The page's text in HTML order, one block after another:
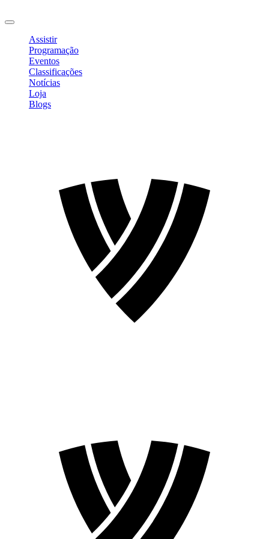
Assistir
Programação
Eventos
Classificações
Notícias
Loja
Blogs